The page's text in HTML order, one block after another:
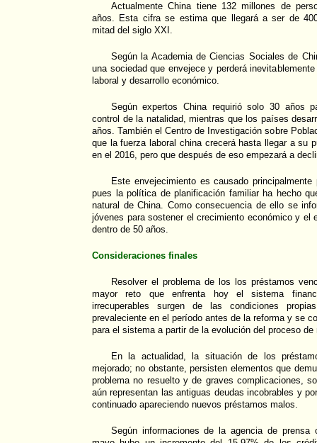
Actualmente China tiene 132 millones de
años. Esta cifra se estima que llegará a ser de
mitad del siglo XXI.
Según la Academia de Ciencias Sociales de
una sociedad que envejece y perderá
laboral y desarrollo económico.
Según expertos China requirió solo 30 años
control de la natalidad, mientras que los países
años. También el Centro de Investigación sobre
que la fuerza laboral china crecerá hasta llegar a su
en el 2016, pero que después de eso empezará a
Este envejecimiento es causado
pues la política de planificación familiar ha hecho
natural de China. Como consecuencia de ello se
jóvenes para sostener el crecimiento económico y el
dentro de 50 años.
Consideraciones finales
Resolver el problema de los los préstamos
mayor reto que enfrenta hoy el sistema
irrecuperables surgen de las condiciones
prevaleciente en el período antes de la reforma y se
para el sistema a partir de la evolución del proceso
En la actualidad, la situación de los
mejorado; no obstante, persisten elementos que
problema no resuelto y de graves complicaciones,
aún representan las antiguas deudas incobrables y
continuado apareciendo nuevos préstamos malos.
Según informaciones de la agencia de